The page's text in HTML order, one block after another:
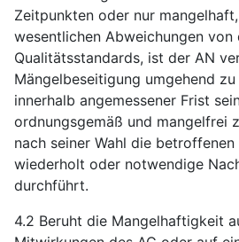
Zeitpunkten oder nur
wesentlichen Abweichungen
Qualitätsstandards, ist der AN
Mängelbeseitigung umgehend
innerhalb angemessener Frist
ordnungsgemäß und mangelfrei
nach seiner Wahl die betroffenen
wiederholt oder notwendige
durchführt.
4.2 Beruht die Mangelhaftigkeit